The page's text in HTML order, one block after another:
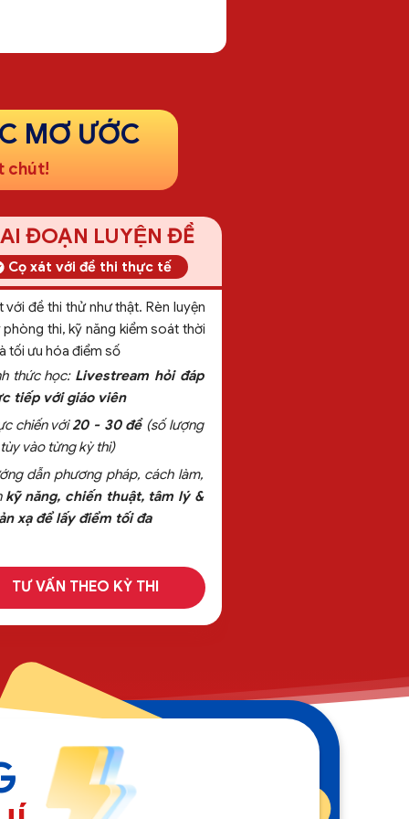
MƠ ƯỚC
chút!
TƯ VẤN THEO KỲ THI
Cọ xát với đề thi thực tế
ĐOẠN LUYỆN ĐỀ
thức học: Livestream hỏi đáp
tiếp với giáo viên
chiến với20 - 30 đề (số lượng
vào từng kỳ thi)
dẫn phương pháp, cách làm,
kỹ năng, chiến thuật, tâm lý &
xạ để lấy điểm tối đa
với đề thi thử như thật. Rèn luyện
phòng thi, kỹ năng kiểm soát thời
tối ưu hóa điểm số